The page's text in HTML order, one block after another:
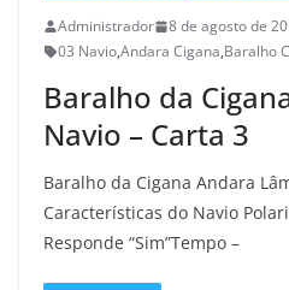
Administrador
8 de agosto de
03 Navio,Andara Cigana,Baralho
Baralho da
Navio – Carta 3
Baralho da Cigana Andara
Características do Navio
Responde “Sim”Tempo –